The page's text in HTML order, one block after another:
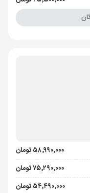
۵۸٬۹۹۰٬۰۰۰ تومان
۷۵٬۲۹۰٬۰۰۰ تومان
۵۴٬۴۹۰٬۰۰۰ تومان